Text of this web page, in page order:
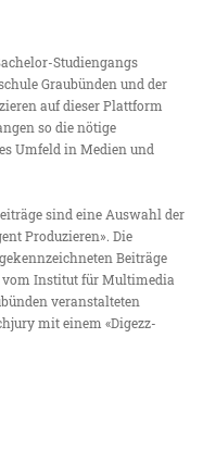
Studiengangs
Graubünden und der
auf dieser Plattform
so die nötige
Umfeld in Medien und
sind eine Auswahl der
Produzieren». Die
Beiträge
Institut für Multimedia
veranstalteten
mit einem «Digezz-